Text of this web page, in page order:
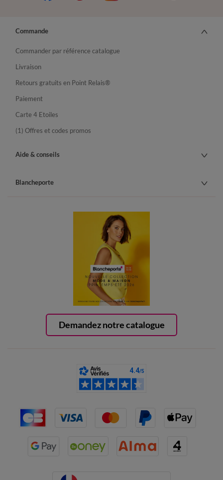
Demandez notre catalogue
Commande
Commander par référence catalogue
Livraison
Retours gratuits en Point Relais®
Paiement
Carte 4 Etoiles
(1) Offres et codes promos
Aide & conseils
Blancheporte